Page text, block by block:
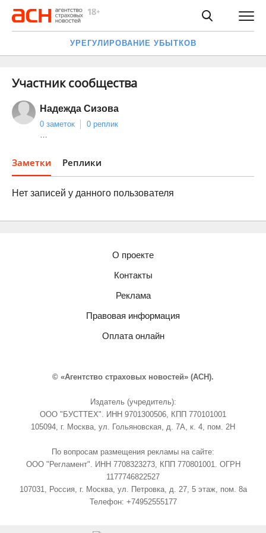
УРЕГУЛИРОВАНИЕ УБЫТКОВ
Участник сообщества
Надежда Сизова
0 заметок
0 реплик
…
Заметки Реплики
Нет записей у данного пользователя
О проекте
Контакты
Реклама
Правовая информация
Оплата онлайн
© «Агентство страховых новостей» (АСН).
Издатель (учредитель):
ООО "БУСТТЕХ". ИНН 9701300506, КПП 770101001
105094, г. Москва, ул. Гольяновская, д. 7А, к. 4, пом. 2Н
По вопросам размещения рекламы на сайте:
ООО "Регламент". ИНН 7708323273, КПП 770801001. ОГРН
1177746822527
107031, Россия, г. Москва, ул. Петровка, д. 27, 5 этаж, пом. 8а
Телефон: +74952555177